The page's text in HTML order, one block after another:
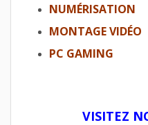
NUMÉRISATION
MONTAGE VIDÉO
PC GAMING
VISITEZ